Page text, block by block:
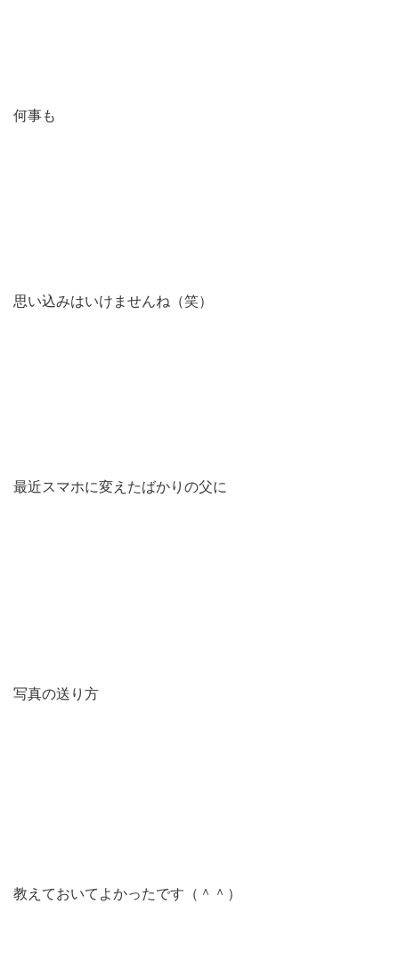
何事も
思い込みはいけませんね（笑）
最近スマホに変えたばかりの父に
写真の送り方
教えておいてよかったです（＾＾）